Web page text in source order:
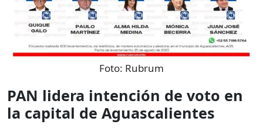
Foto: Rubrum
PAN lidera intención de voto en
la capital de Aguascalientes